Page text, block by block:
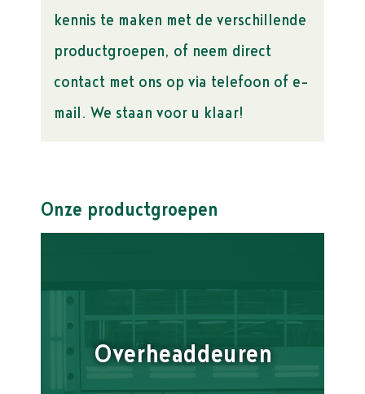
kennis te maken met de verschillende
productgroepen, of neem direct
contact met ons op via telefoon of e-
mail. We staan voor u klaar!
Onze productgroepen
Overheaddeuren